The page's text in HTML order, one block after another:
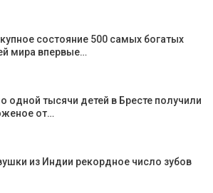
состояние 500 самых богатых
мира впервые…
одной тысячи детей в Бресте получили
от…
из Индии рекордное число зубов